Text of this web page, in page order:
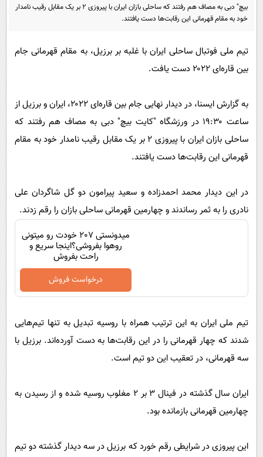
سرگرمی
گوناگون
فرهنگی
بین الملل
سیاست خارجی
پیامک
روانشناسی
آشپزی
بیچ" دبی به مصاف هم رفتند که ساحلی بازان ایران با پیروزی ۲ بر یک مقابل رقیب نامدار
خود به مقام قهرمانی این رقابت‌ها دست یافتند.
تیم ملی فوتبال ساحلی ایران با غلبه بر برزیل، به مقام قهرمانی جام
بین قاره‌ای ۲۰۲۲ دست یافت.
به گزارش ایسنا، در دیدار نهایی جام بین قاره‌ای ۲۰۲۲، ایران و برزیل از
ساعت ۱۹:۳۰ در ورزشگاه "کایت بیچ" دبی به مصاف هم رفتند که
ساحلی بازان ایران با پیروزی ۲ بر یک مقابل رقیب نامدار خود به مقام
قهرمانی این رقابت‌ها دست یافتند.
در این دیدار محمد احمدزاده و سعید پیرامون دو گل شاگردان علی
نادری را به ثمر رساندند و چهارمین قهرمانی ساحلی بازان را رقم زدند.
میدونستی 207 خودت رو میتونی
روهوا بفروشی؟اینجا سریع و
راحت بفروش
درخواست فروش
تیم ملی ایران به این ترتیب همراه با روسیه تبدیل به تنها تیم‌هایی
شدند که چهار قهرمانی را در این رقابت‌ها به دست آورده‌اند. برزیل با
سه قهرمانی، در تعقیب این دو تیم است.
ایران سال گذشته در فینال ۳ بر ۲ مغلوب روسیه شده و از رسیدن به
چهارمین قهرمانی بازمانده بود.
این پیروزی در شرایطی رقم خورد که برزیل در سه دیدار گذشته دو تیم